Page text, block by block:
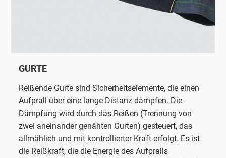
GURTE
Reißende Gurte sind Sicherheitselemente, die einen
Aufprall über eine lange Distanz dämpfen. Die
Dämpfung wird durch das Reißen (Trennung von
zwei aneinander genähten Gurten) gesteuert, das
allmählich und mit kontrollierter Kraft erfolgt. Es ist
die Reißkraft, die die Energie des Aufpralls